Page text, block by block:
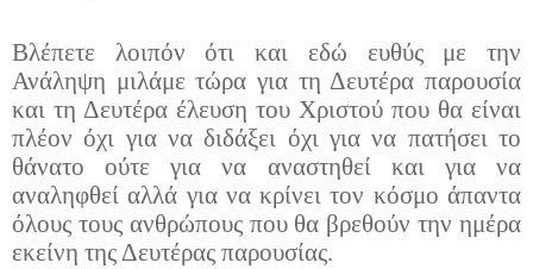
Βλέπετε λοιπόν ότι και εδώ ευθύς με την
Ανάληψη μιλάμε τώρα για τη Δευτέρα παρουσία
και τη Δευτέρα έλευση του Χριστού που θα είναι
πλέον όχι για να διδάξει όχι για να πατήσει το
θάνατο ούτε για να αναστηθεί και για να
αναληφθεί αλλά για να κρίνει τον κόσμο άπαντα
όλους τους ανθρώπους που θα βρεθούν την ημέρα
εκείνη της Δευτέρας παρουσίας.